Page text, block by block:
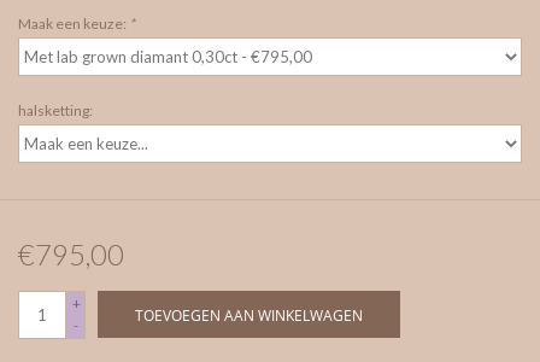
Maak een keuze: *
halsketting:
€795,00
+
-
TOEVOEGEN AAN WINKELWAGEN